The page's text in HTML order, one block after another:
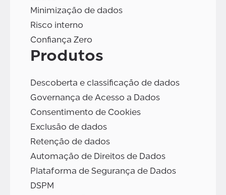
Minimização de dados
Risco interno
Confiança Zero
Produtos
Descoberta e classificação de dados
Governança de Acesso a Dados
Consentimento de Cookies
Exclusão de dados
Retenção de dados
Automação de Direitos de Dados
Plataforma de Segurança de Dados
DSPM